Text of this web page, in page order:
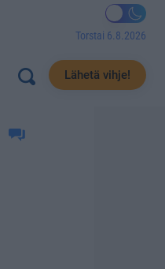
Torstai 6.8.2026
Lähetä vihje!